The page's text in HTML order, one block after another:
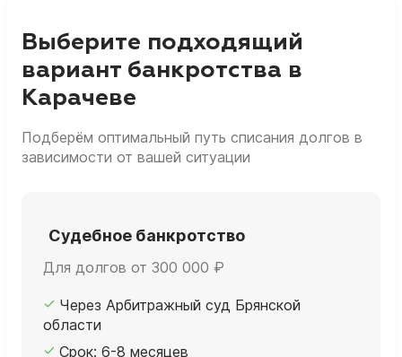
Выберите подходящий
вариант банкротства в
Карачеве
Подберём оптимальный путь списания долгов в
зависимости от вашей ситуации
Судебное банкротство
Для долгов от 300 000 ₽
Через Арбитражный суд Брянской
области
Срок: 6-8 месяцев